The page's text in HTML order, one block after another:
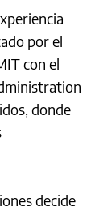
por el
con el
donde
decide